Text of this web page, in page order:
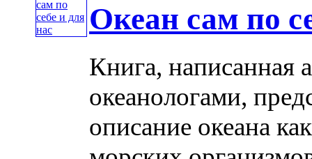
Океан сам по
Книга, написанная
океанологами,
описание океана